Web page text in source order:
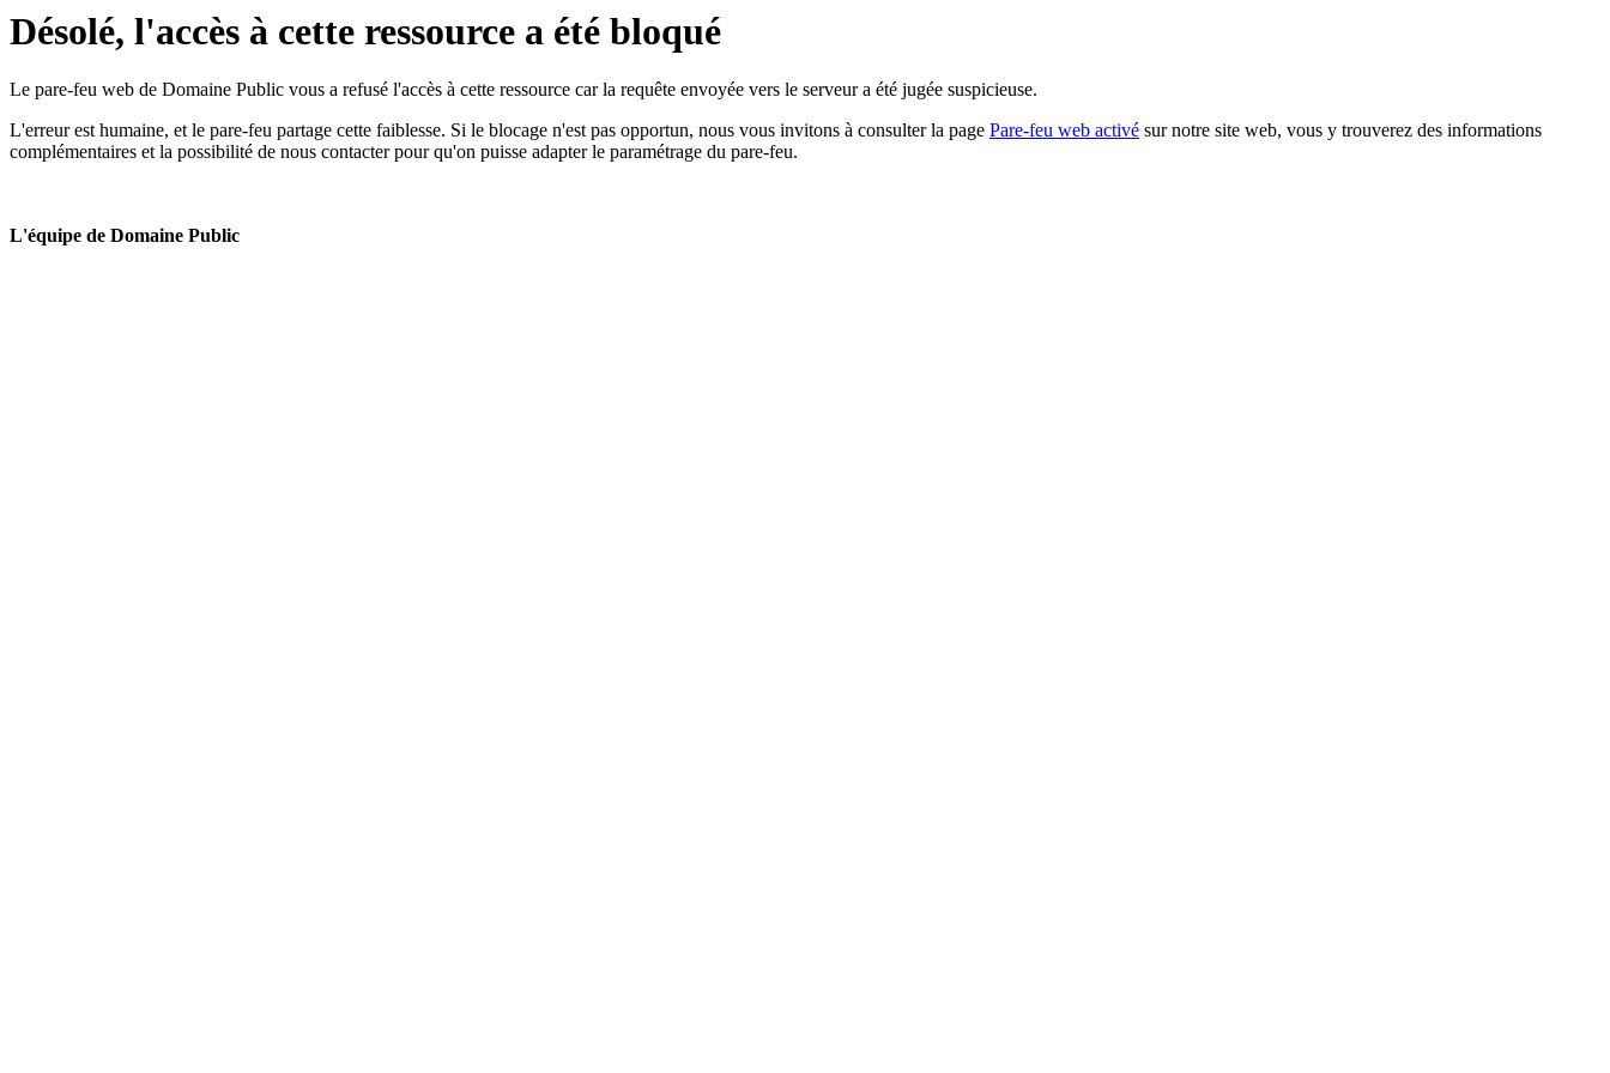
Désolé, l'accès à cette ressource a été bloqué
Le pare-feu web de Domaine Public vous a refusé l'accès à cette ressource car la requête envoyée vers le serveur a été jugée suspicieuse.
L'erreur est humaine, et le pare-feu partage cette faiblesse. Si le blocage n'est pas opportun, nous vous invitons à consulter la page Pare-feu web activé sur notre site web, vous y trouverez des informations
complémentaires et la possibilité de nous contacter pour qu'on puisse adapter le paramétrage du pare-feu.
L'équipe de Domaine Public